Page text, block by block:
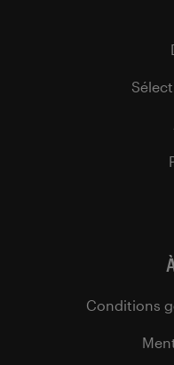
Conditions